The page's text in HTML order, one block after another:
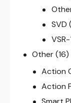
SVD
Other(16)
Action
Action